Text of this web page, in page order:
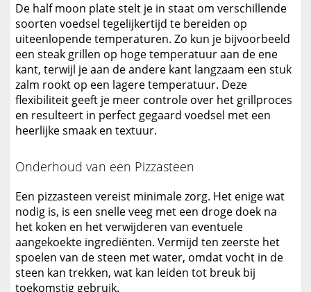
De half moon plate stelt je in staat om verschillende
soorten voedsel tegelijkertijd te bereiden op
uiteenlopende temperaturen. Zo kun je bijvoorbeeld
een steak grillen op hoge temperatuur aan de ene
kant, terwijl je aan de andere kant langzaam een stuk
zalm rookt op een lagere temperatuur. Deze
flexibiliteit geeft je meer controle over het grillproces
en resulteert in perfect gegaard voedsel met een
heerlijke smaak en textuur.
Onderhoud van een Pizzasteen
Een pizzasteen vereist minimale zorg. Het enige wat
nodig is, is een snelle veeg met een droge doek na
het koken en het verwijderen van eventuele
aangekoekte ingrediënten. Vermijd ten zeerste het
spoelen van de steen met water, omdat vocht in de
steen kan trekken, wat kan leiden tot breuk bij
toekomstig gebruik.